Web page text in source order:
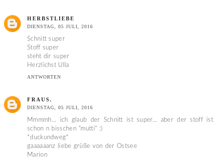
HERBSTLIEBE
DIENSTAG, 05 JULI, 2016
Schnitt super
Stoff super
steht dir super
Herzlichst Ulla
ANTWORTEN
FRAUS.
DIENSTAG, 05 JULI, 2016
Mmmmh... ich glaub der Schnitt ist super... aber der stoff ist
schon n bisschen "mutti" :)
*duckundweg*
gaaaaaanz liebe grüße von der Ostsee
Marion